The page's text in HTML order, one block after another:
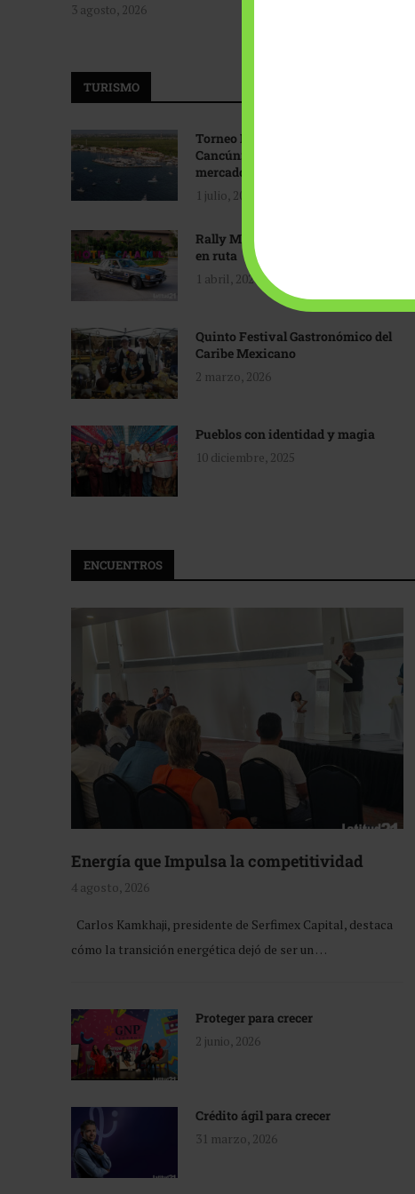
3 agosto, 2026
TURISMO
Torneo Internacional de Pesca
Cancún: Navegando hacia nuevos
mercados
1 julio, 2026
Rally Maya: Herencia automotriz
en ruta
1 abril, 2026
Quinto Festival Gastronómico del
Caribe Mexicano
2 marzo, 2026
Pueblos con identidad y magia
10 diciembre, 2025
ENCUENTROS
Energía que Impulsa la competitividad
4 agosto, 2026
Carlos Kamkhaji, presidente de Serfimex Capital, destaca
cómo la transición energética dejó de ser un …
Proteger para crecer
2 junio, 2026
Crédito ágil para crecer
31 marzo, 2026